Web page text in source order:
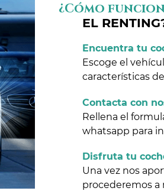
¿Cómo
EL
Encuentra tu
Escoge el
características
Contacta con
Rellena el
whatsapp para
Disfruta tu
Una vez nos
procederemos a